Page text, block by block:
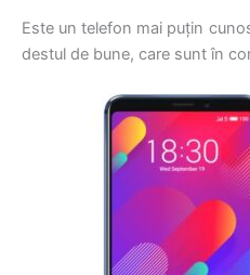
Este un telefon mai puțin
destul de bune, care sunt în